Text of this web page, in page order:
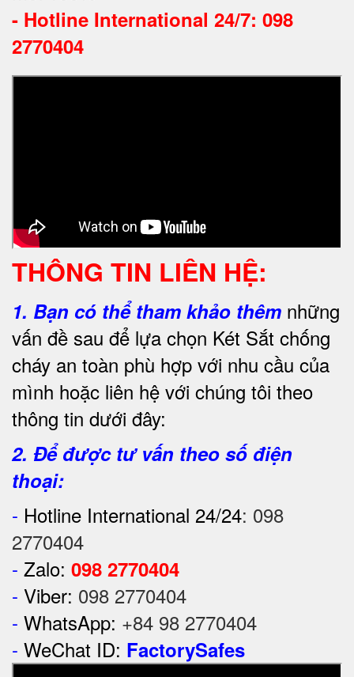
- Hotline International 24/7: 098
2770404
THÔNG TIN LIÊN HỆ:
1. Bạn có thể tham khảo thêm những
vấn đề sau để lựa chọn Két Sắt chống
cháy an toàn phù hợp với nhu cầu của
mình hoặc liên hệ với chúng tôi theo
thông tin dưới đây:
2. Để được tư vấn theo số điện
thoại:
- Hotline International 24/24: 098
2770404
- Zalo: 098 2770404
- Viber: 098 2770404
- WhatsApp: +84 98 2770404
- WeChat ID: FactorySafes